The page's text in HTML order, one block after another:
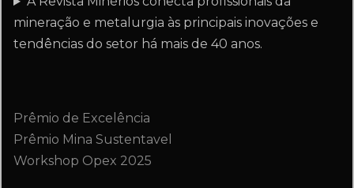
mineração e metalurgia às principais inovações e
tendências do setor há mais de 40 anos.
Prêmio de Excelência
Prêmio Mina Sustentavel
Workshop Opex 2025